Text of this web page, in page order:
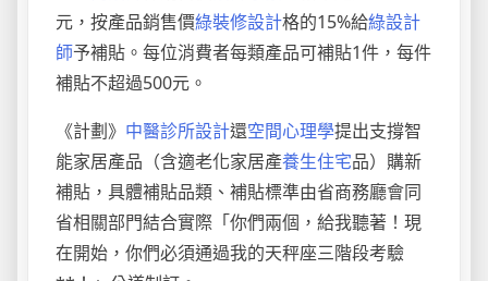
元，按產品銷售價綠裝修設計格的15%給綠設計
師予補貼。每位消費者每類產品可補貼1件，每件
補貼不超過500元。
《計劃》 中醫診所設計還空間心理學提出支撐智
能家居產品（含適老化家居產養生住宅品）購新
補貼，具體補貼品類、補貼標準由省商務廳會同
省相關部門結合實際「你們兩個，給我聽著！現
在開始，你們必須通過我的天秤座三階段考驗